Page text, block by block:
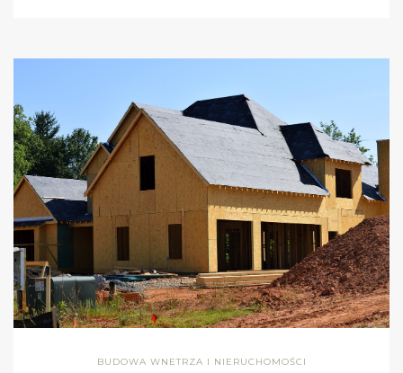
BUDOWA WNETRZA I NIERUCHOMOŚCI